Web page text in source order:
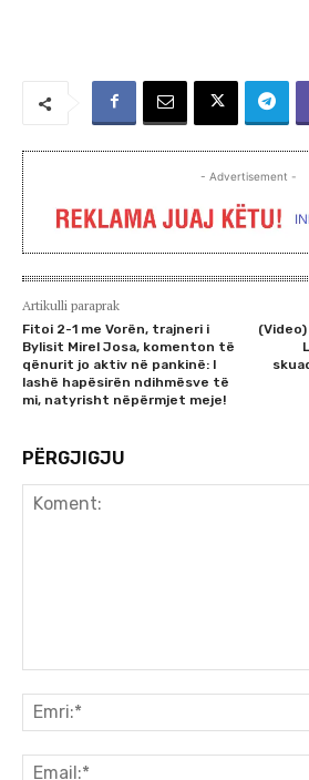
- Advertisement -
Artikulli paraprak
Fitoi 2-1 me Vorën, trajneri i
Bylisit Mirel Josa, komenton të
qënurit jo aktiv në pankinë: I
lashë hapësirën ndihmësve të
mi, natyrisht nëpërmjet meje!
PËRGJIGJU